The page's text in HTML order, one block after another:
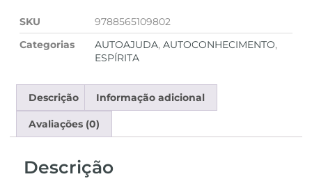
SKU
9788565109802
Categorias
AUTOAJUDA, AUTOCONHECIMENTO,
ESPÍRITA
Descrição Informação adicional
Avaliações (0)
Descrição